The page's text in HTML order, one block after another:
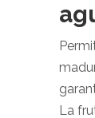
La